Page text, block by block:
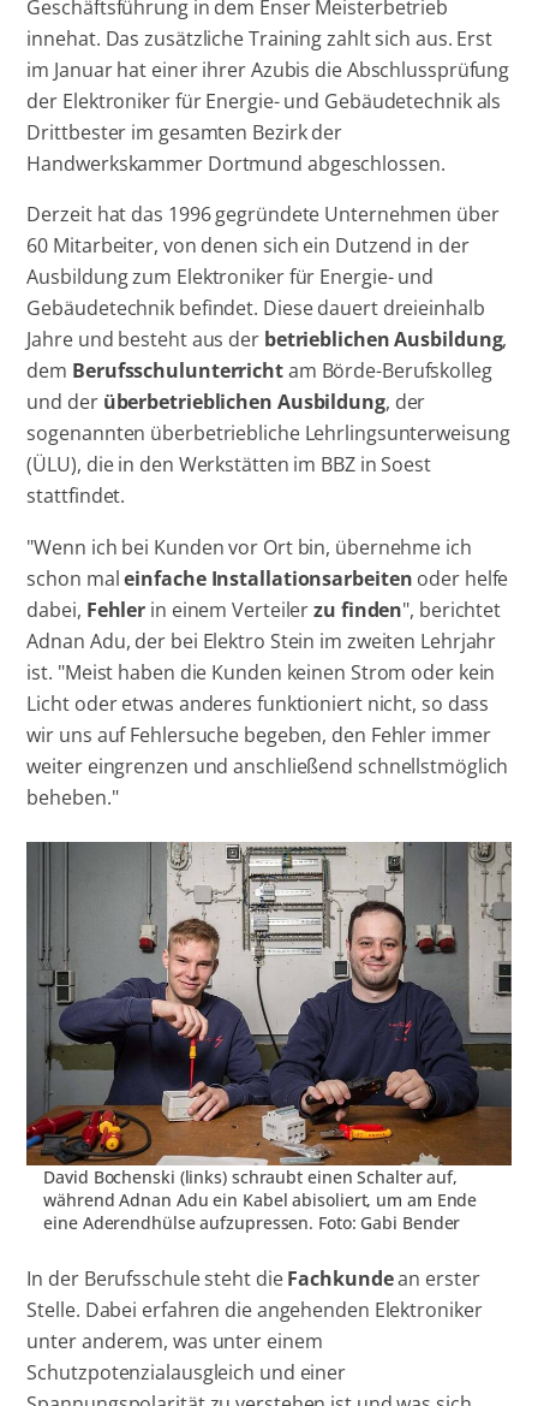
Geschäftsführung in dem Enser Meisterbetrieb
innehat. Das zusätzliche Training zahlt sich aus. Erst
im Januar hat einer ihrer Azubis die Abschlussprüfung
der Elektroniker für Energie- und Gebäudetechnik als
Drittbester im gesamten Bezirk der
Handwerkskammer Dortmund abgeschlossen.
Derzeit hat das 1996 gegründete Unternehmen über
60 Mitarbeiter, von denen sich ein Dutzend in der
Ausbildung zum Elektroniker für Energie- und
Gebäudetechnik befindet. Diese dauert dreieinhalb
Jahre und besteht aus der betrieblichen Ausbildung,
dem Berufsschulunterrichtam Börde-Berufskolleg
und der überbetrieblichen Ausbildung, der
sogenannten überbetriebliche Lehrlingsunterweisung
(ÜLU), die in den Werkstätten im BBZ in Soest
stattfindet.
"Wenn ich bei Kunden vor Ort bin, übernehme ich
schon maleinfache Installationsarbeiten oder helfe
dabei, Fehler in einem Verteilerzu finden", berichtet
Adnan Adu, der bei Elektro Stein im zweiten Lehrjahr
ist. "Meist haben die Kunden keinen Strom oder kein
Licht oder etwas anderes funktioniert nicht, so dass
wir uns auf Fehlersuche begeben, den Fehler immer
weiter eingrenzen und anschließend schnellstmöglich
beheben."
David Bochenski (links) schraubt einen Schalter auf,
während Adnan Adu ein Kabel abisoliert, um am Ende
eine Aderendhülse aufzupressen. Foto: Gabi Bender
In der Berufsschule steht dieFachkundean erster
Stelle. Dabei erfahren die angehenden Elektroniker
unter anderem, was unter einem
Schutzpotenzialausgleich und einer